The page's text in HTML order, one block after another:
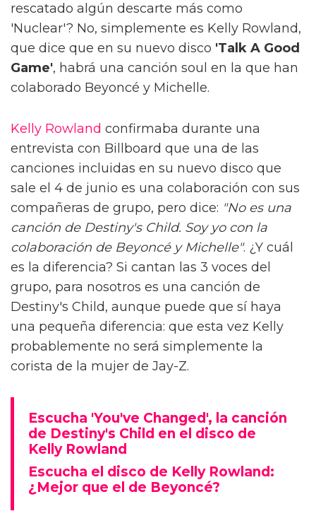
rescatado algún descarte más como
'Nuclear'? No, simplemente es Kelly Rowland,
que dice que en su nuevo disco 'Talk A Good
Game', habrá una canción soul en la que han
colaborado Beyoncé y Michelle.
Kelly Rowland confirmaba durante una
entrevista con Billboard que una de las
canciones incluidas en su nuevo disco que
sale el 4 de junio es una colaboración con sus
compañeras de grupo, pero dice: "No es una
canción de Destiny's Child. Soy yo con la
colaboración de Beyoncé y Michelle". ¿Y cuál
es la diferencia? Si cantan las 3 voces del
grupo, para nosotros es una canción de
Destiny's Child, aunque puede que sí haya
una pequeña diferencia: que esta vez Kelly
probablemente no será simplemente la
corista de la mujer de Jay-Z.
Escucha 'You've Changed', la canción
de Destiny's Child en el disco de
Kelly Rowland
Escucha el disco de Kelly Rowland:
¿Mejor que el de Beyoncé?